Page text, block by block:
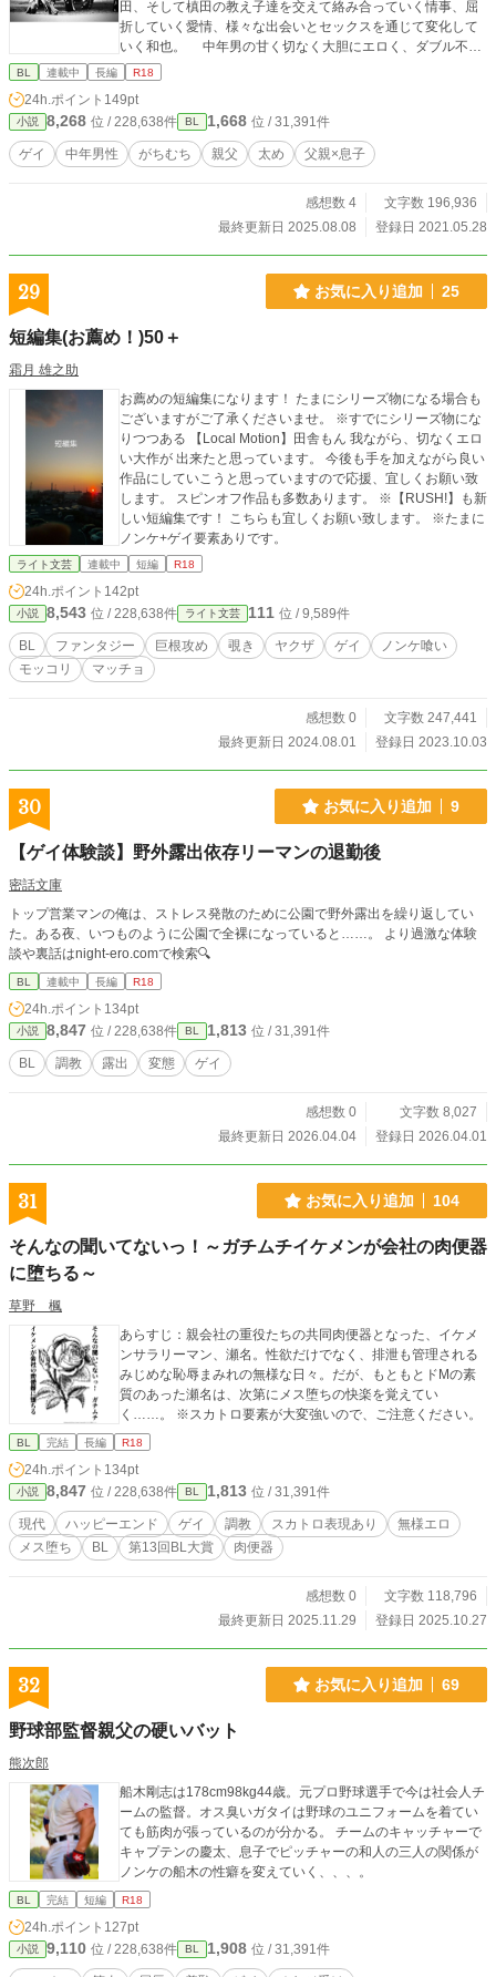
田、そして槙田の教え子達を交えて絡み合っていく情事、屈
折していく愛情、様々な出会いとセックスを通じて変化して
いく和也。 中年男の甘く切なく大胆にエロく、ダブル不倫
の恋の行方はどうなるのか。 ⚠️ゲイの恋愛小説で、性描写も
化することがあります。ご了承いただきたくお願いします。
⚠️様々な方に難なく読んでいただきたく、「ルビ・ふりが
な」を多く振っております。 (現在随時進行中) ⚠️現在作品は
完結中ですが、まだまだ誤字脱字も多く、校正は途中経過で
承ください。 ⚠️作品を前編・後編の二部構成にしました。
BL 連載中 長編 R18
24h.ポイント 149pt
小説 8,268 位 / 228,638件 BL 1,668 位 / 31,391件
ゲイ 中年男性 がちむち 親父 太め 父親×息子
感想数 4
文字数 196,936
最終更新日 2025.08.08
登録日 2021.05.28
29 お気に入り追加 25
短編集(お薦め！)50＋
霜月 雄之助
お薦めの短編集になります！ たまにシリーズ物になる場合も
ございますがご了承くださいませ。 ※すでにシリーズ物にな
りつつある 【Local Motion】田舎もん 我ながら、切なくエロ
い大作が 出来たと思っています。 今後も手を加えながら良い
作品にしていこうと思っていますので応援、宜しくお願い致
します。 スピンオフ作品も多数あります。 ※【RUSH!】も新
しい短編集です！ こちらも宜しくお願い致します。 ※たまに
ノンケ+ゲイ要素ありです。
ライト文芸 連載中 短編 R18
24h.ポイント 142pt
小説 8,543 位 / 228,638件 ライト文芸 111 位 / 9,589件
BL ファンタジー 巨根攻め 覗き ヤクザ ゲイ
ノンケ喰い
モッコリ
マッチョ
感想数 0
文字数 247,441
最終更新日 2024.08.01
登録日 2023.10.03
30 お気に入り追加 9
【ゲイ体験談】野外露出依存リーマンの退勤後
密話文庫
トップ営業マンの俺は、ストレス発散のために公園で野外露出を繰り返してい
た。ある夜、いつものように公園で全裸になっていると……。 より過激な体験
談や裏話はnight-ero.comで検索🔍
BL 連載中 長編 R18
24h.ポイント 134pt
小説 8,847 位 / 228,638件 BL 1,813 位 / 31,391件
BL 調教 露出 変態 ゲイ
感想数 0
文字数 8,027
最終更新日 2026.04.04
登録日 2026.04.01
31 お気に入り追加 104
そんなの聞いてないっ！～ガチムチイケメンが会社の肉便器
に堕ちる～
草野 楓
あらすじ：親会社の重役たちの共同肉便器となった、イケメ
ンサラリーマン、瀬名。性欲だけでなく、排泄も管理される
みじめな恥辱まみれの無様な日々。だが、もともとドMの素
質のあった瀬名は、次第にメス堕ちの快楽を覚えてい
く……。 ※スカトロ要素が大変強いので、ご注意ください。
BL 完結 長編 R18
24h.ポイント 134pt
小説 8,847 位 / 228,638件 BL 1,813 位 / 31,391件
現代 ハッピーエンド ゲイ 調教 スカトロ表現あり
無様エロ
メス堕ち
BL 第13回BL大賞 肉便器
感想数 0
文字数 118,796
最終更新日 2025.11.29
登録日 2025.10.27
32 お気に入り追加 69
野球部監督親父の硬いバット
熊次郎
船木剛志は178cm98kg44歳。元プロ野球選手で今は社会人チ
ームの監督。オス臭いガタイは野球のユニフォームを着てい
ても筋肉が張っているのが分かる。 チームのキャッチャーで
キャプテンの慶太、息子でピッチャーの和人の三人の関係が
ノンケの船木の性癖を変えていく、、、。
BL 完結 短編 R18
24h.ポイント 127pt
小説 9,110 位 / 228,638件 BL 1,908 位 / 31,391件